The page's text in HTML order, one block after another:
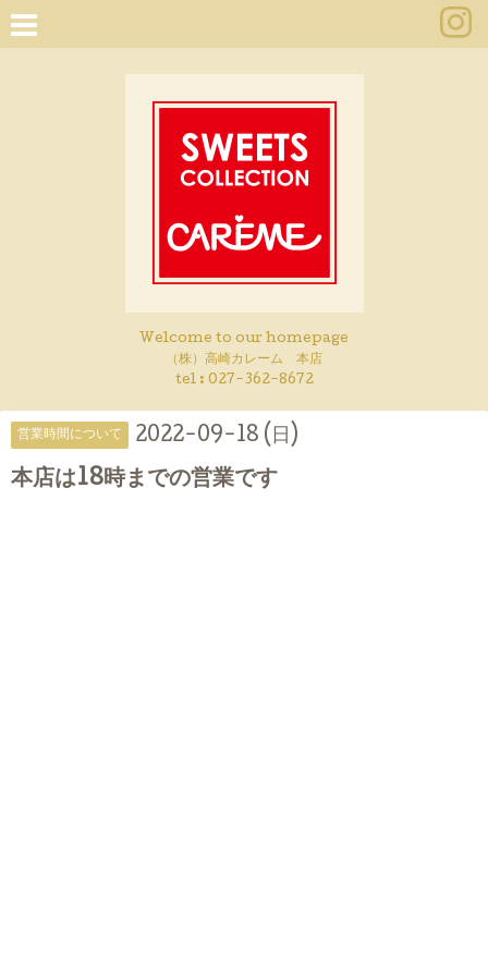
Welcome to our homepage
（株）高崎カレーム 本店
tel : 027-362-8672
営業時間について 2022-09-18 (日)
本店は18時までの営業です